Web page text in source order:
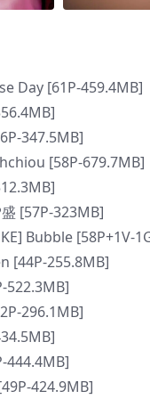
Day [61P-459.4MB]
347.5MB]
[58P-679.7MB]
[57P-323MB]
Bubble [58P+1V-
[44P-255.8MB]
522.3MB]
296.1MB]
444.4MB]
424.9MB]